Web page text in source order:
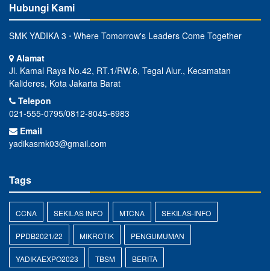
Hubungi Kami
SMK YADIKA 3 ⋅ Where Tomorrow's Leaders Come Together
Alamat
Jl. Kamal Raya No.42, RT.1/RW.6, Tegal Alur., Kecamatan
Kalideres, Kota Jakarta Barat
Telepon
021-555-0795/0812-8045-6983
Email
yadikasmk03@gmail.com
Tags
CCNA SEKILAS INFO MTCNA SEKILAS-INFO
PPDB2021/22 MIKROTIK PENGUMUMAN
YADIKAEXPO2023 TBSM BERITA